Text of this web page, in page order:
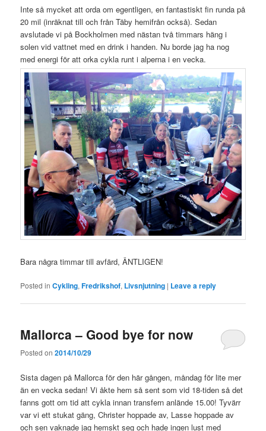
Inte så mycket att orda om egentligen, en fantastiskt fin runda på
20 mil (inräknat till och från Täby hemifrån också). Sedan
avslutade vi på Bockholmen med nästan två timmars häng i
solen vid vattnet med en drink i handen. Nu borde jag ha nog
med energi för att orka cykla runt i alperna i en vecka.
Bara några timmar till avfärd, ÄNTLIGEN!
Posted in Cykling,Fredrikshof, Livsnjutning | Leave a reply
Mallorca – Good bye for now
Posted on2014/10/29
Sista dagen på Mallorca för den här gången, måndag för lite mer
än en vecka sedan! Vi åkte hem så sent som vid 18-tiden så det
fanns gott om tid att cykla innan transfern anlände 15.00! Tyvärr
var vi ett stukat gäng, Christer hoppade av, Lasse hoppade av
och sen vaknade jag hemskt seg och hade ingen lust med